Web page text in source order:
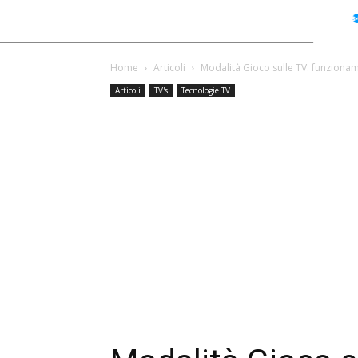
Home Articoli Modalità Gioco sulle TV:
Articoli TV's Tecnologie TV